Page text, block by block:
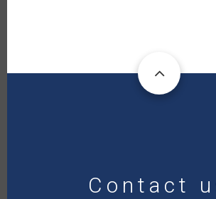
Contact